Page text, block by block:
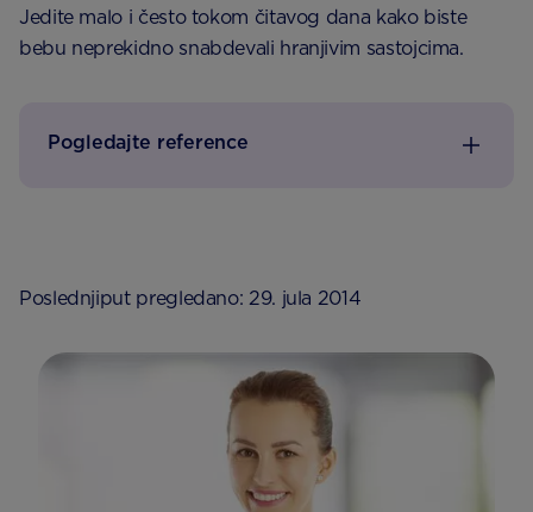
Jedite malo i često tokom čitavog dana kako biste
bebu neprekidno snabdevali hranjivim sastojcima.
Pogledajte reference
Poslednjiput pregledano: 29. jula 2014